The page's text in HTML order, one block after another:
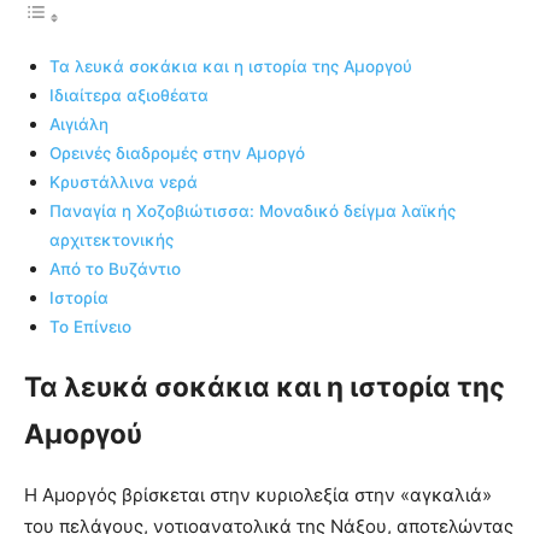
Τα λευκά σοκάκια και η ιστορία της Αμοργού
Iδιαίτερα αξιοθέατα
Αιγιάλη
Ορεινές διαδρομές στην Αμοργό
Κρυστάλλινα νερά
Παναγία η Xοζοβιώτισσα: Μοναδικό δείγμα λαϊκής
αρχιτεκτονικής
Από το Βυζάντιο
Ιστορία
Το Επίνειο
Τα λευκά σοκάκια και η ιστορία της
Αμοργού
Η Αμοργός βρίσκεται στην κυριολεξία στην «αγκαλιά»
του πελάγους, νοτιοανατολικά της Nάξου, αποτελώντας